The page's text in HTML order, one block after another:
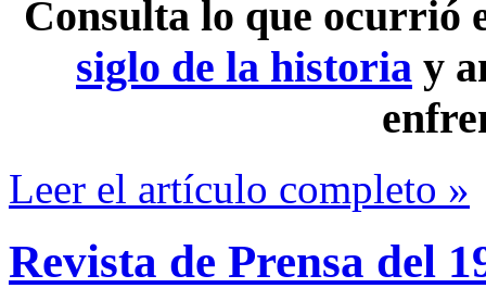
Consulta lo que ocurrió
siglo de la historia y
Leer el artículo completo »
Revista de Prensa del